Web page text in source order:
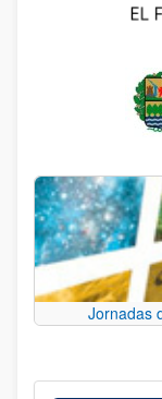
Jornadas